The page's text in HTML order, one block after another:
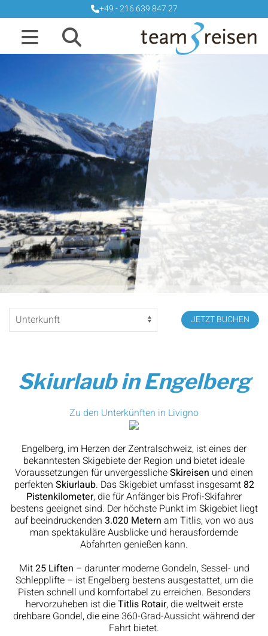
+49 - 216 639 847 27
JETZT BUCHEN
Skiurlaub in Engelberg
Zu den Unterkünften in Livigno
Engelberg, im Herzen der Zentralschweiz, ist eines der
bekanntesten Skigebiete der Region und bietet ideale
Voraussetzungen für unvergesslicheSkireisen und einen
perfekten Skiurlaub. Das Skigebiet umfasst insgesamt 82
Pistenkilometer, die für Anfänger bis Profi-Skifahrer
bestens geeignet sind. Der höchste Punkt im Skigebiet liegt
auf beeindruckenden 3.020 Metern am Titlis, von wo aus
man spektakuläre Ausblicke und herausfordernde
Abfahrten genießen kann.
Mit25 Liften – darunter moderne Gondeln, Sessel- und
Schlepplifte – ist Engelberg bestens ausgestattet, um die
Pisten schnell und komfortabel zu erreichen. Besonders
hervorzuheben ist dieTitlis Rotair, die weltweit erste
drehbare Gondel, die eine 360-Grad-Aussicht während der
Fahrt bietet.